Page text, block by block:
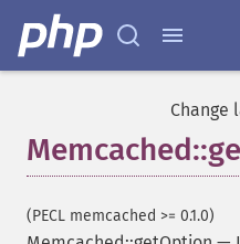
Change
(PECL memcached >= 0.1.0)